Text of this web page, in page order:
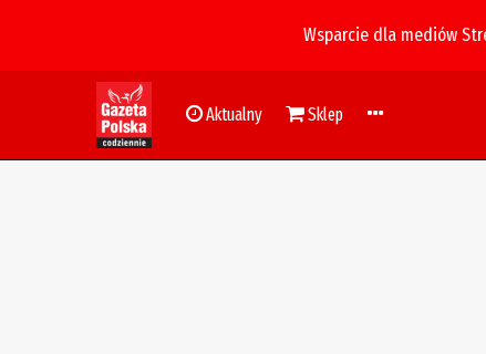
Wsparcie dla mediów
Aktualny Sklep